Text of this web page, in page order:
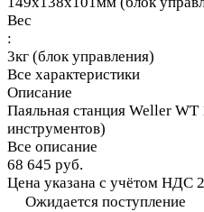
Вес
:
3кг (блок управления)
Все характеристики
Описание
Паяльная станция Weller WT
инструментов)
Все описание
68 645 руб.
Цена указана с учётом НДС
Ожидается поступление